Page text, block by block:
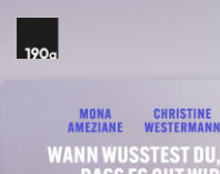
Skip header